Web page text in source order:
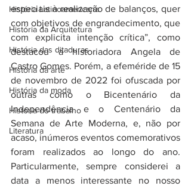
História Latinoamericana
História da Arquitetura
História das ditaduras
História da arte
História da moda
História do trabalho
Literatura
especiais à realização de balanços, quer
com objetivos de engrandecimento, que
com explicita intenção crítica”, como
destacou a historiadora Angela de
Castro Gomes. Porém, a efeméride de 15
de novembro de 2022 foi ofuscada por
outras como o Bicentenário da
Independência e o Centenário da
Semana de Arte Moderna, e, não por
acaso, inúmeros eventos comemorativos
foram realizados ao longo do ano.
Particularmente, sempre considerei a
data a menos interessante no nosso